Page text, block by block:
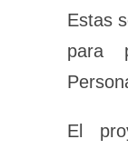
Estas
para
El